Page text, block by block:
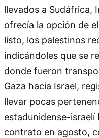
llevados a Sudáfrica,
ofrecía la opción de
listo, los palestinos
indicándoles que se
donde fueron
Gaza hacia Israel,
llevar pocas
estadunidense-
contrato en agosto,